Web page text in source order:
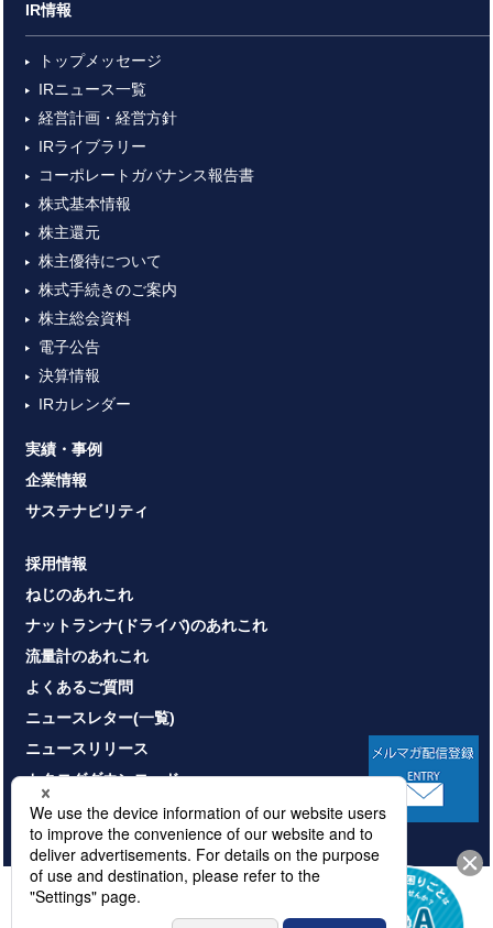
IR情報
トップメッセージ
IRニュース一覧
経営計画・経営方針
IRライブラリー
コーポレートガバナンス報告書
株式基本情報
株主還元
株主優待について
株式手続きのご案内
株主総会資料
電子公告
決算情報
IRカレンダー
実績・事例
企業情報
サステナビリティ
採用情報
ねじのあれこれ
ナットランナ(ドライバ)のあれこれ
流量計のあれこれ
よくあるご質問
ニュースレター(一覧)
ニュースリリース
カタログダウンロード
お問い合わせ
プライバシーポリシー
情報セキュリティ基本方針